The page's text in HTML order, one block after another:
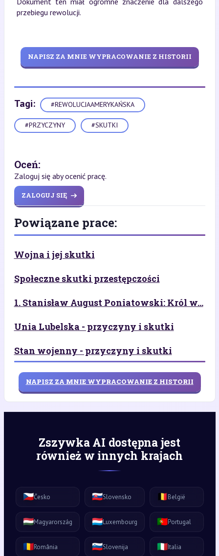
przebiegu rewolucji.
NAPISZ ZA MNIE WYPRACOWANIE Z HISTORII
Tagi: #REWOLUCJAAMERYKAŃSKA
#PRZYCZYNY #SKUTKI
Oceń:
Zaloguj się aby ocenić pracę.
ZALOGUJ SIĘ
Powiązane prace:
Wojna i jej skutki
Społeczne skutki przestępczości
1. Stanisław August Poniatowski: Król w...
Unia Lubelska - przyczyny i skutki
Stan wojenny - przyczyny i skutki
NAPISZ ZA MNIE WYPRACOWANIE Z HISTORII
Zszywka AI dostępna jest
również w innych krajach
🇨🇿Česko 🇸🇰Slovensko 🇧🇪België
🇭🇺Magyarország 🇱🇺Luxembourg 🇵🇹Portugal
🇷🇴România 🇸🇮Slovenija 🇮🇹Italia